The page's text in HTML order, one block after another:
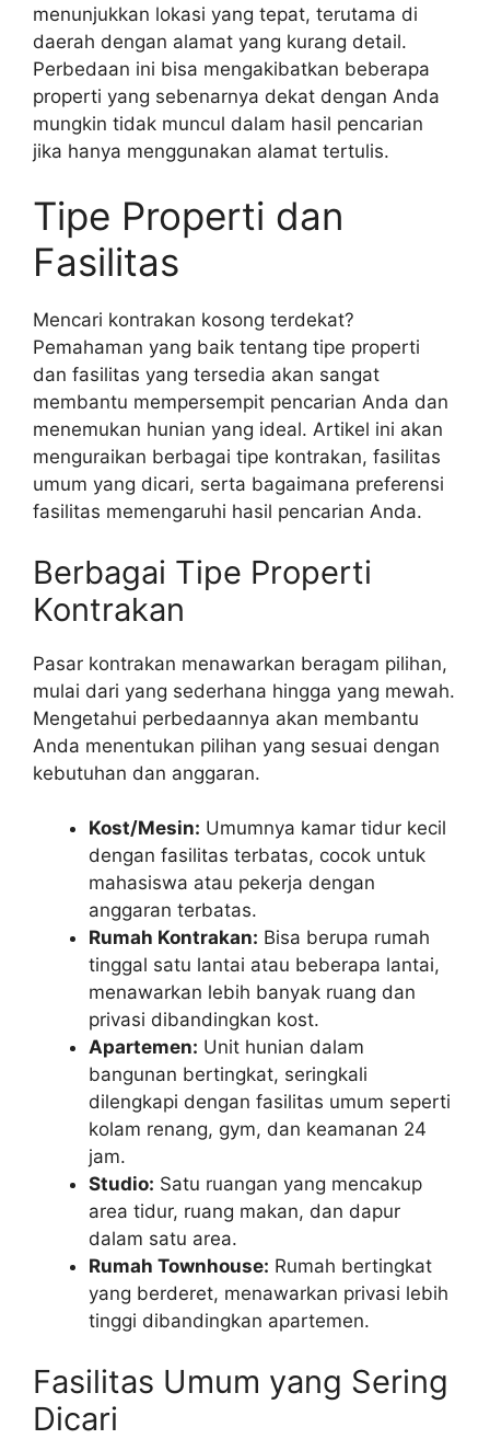
menunjukkan lokasi yang tepat, terutama di
daerah dengan alamat yang kurang detail.
Perbedaan ini bisa mengakibatkan beberapa
properti yang sebenarnya dekat dengan Anda
mungkin tidak muncul dalam hasil pencarian
jika hanya menggunakan alamat tertulis.
Tipe Properti dan
Fasilitas
Mencari kontrakan kosong terdekat?
Pemahaman yang baik tentang tipe properti
dan fasilitas yang tersedia akan sangat
membantu mempersempit pencarian Anda dan
menemukan hunian yang ideal. Artikel ini akan
menguraikan berbagai tipe kontrakan, fasilitas
umum yang dicari, serta bagaimana preferensi
fasilitas memengaruhi hasil pencarian Anda.
Berbagai Tipe Properti
Kontrakan
Pasar kontrakan menawarkan beragam pilihan,
mulai dari yang sederhana hingga yang mewah.
Mengetahui perbedaannya akan membantu
Anda menentukan pilihan yang sesuai dengan
kebutuhan dan anggaran.
Kost/Mesin: Umumnya kamar tidur kecil
dengan fasilitas terbatas, cocok untuk
mahasiswa atau pekerja dengan
anggaran terbatas.
Rumah Kontrakan: Bisa berupa rumah
tinggal satu lantai atau beberapa lantai,
menawarkan lebih banyak ruang dan
privasi dibandingkan kost.
Apartemen: Unit hunian dalam
bangunan bertingkat, seringkali
dilengkapi dengan fasilitas umum seperti
kolam renang, gym, dan keamanan 24
jam.
Studio: Satu ruangan yang mencakup
area tidur, ruang makan, dan dapur
dalam satu area.
Rumah Townhouse: Rumah bertingkat
yang berderet, menawarkan privasi lebih
tinggi dibandingkan apartemen.
Fasilitas Umum yang Sering
Dicari